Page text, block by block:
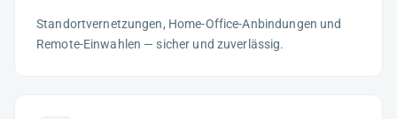
Standortvernetzungen, Home-Office-Anbindungen und
Remote-Einwahlen — sicher und zuverlässig.